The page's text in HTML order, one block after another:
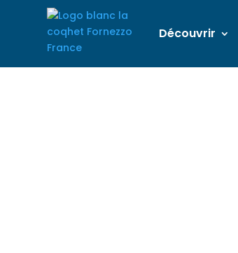
Découvrir